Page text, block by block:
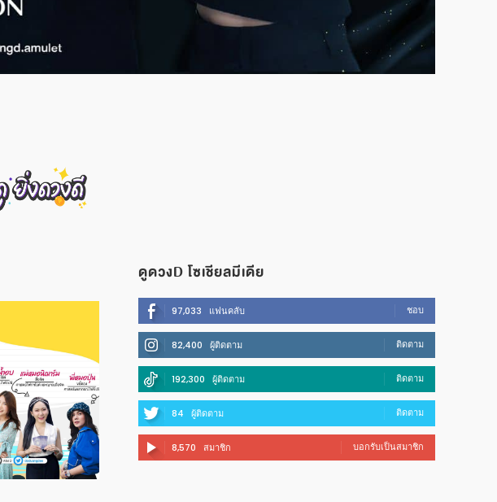
ดูดวงD โซเชียลมีเดีย
97,033 แฟนคลับ ชอบ
82,400 ผู้ติดตาม ติดตาม
192,300 ผู้ติดตาม ติดตาม
84 ผู้ติดตาม ติดตาม
8,570 สมาชิก บอกรับเป็นสมาชิก